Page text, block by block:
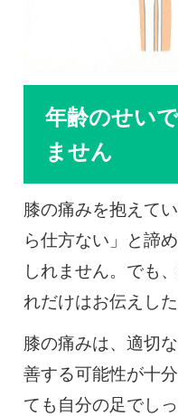
年齢のせい
ません
膝の痛みを抱えて
ら仕方ない」と諦
しれません。でも
れだけはお伝えした
膝の痛みは、適切
善する可能性が十
ても自分の足でし